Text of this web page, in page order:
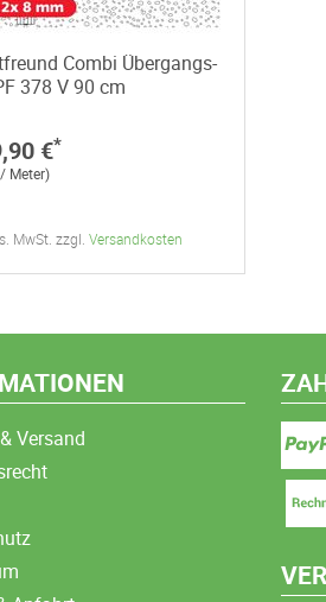
Combi Übergangs-
378 V 90 cm
€*
Meter)
MwSt. zzgl. Versandkosten
Versand